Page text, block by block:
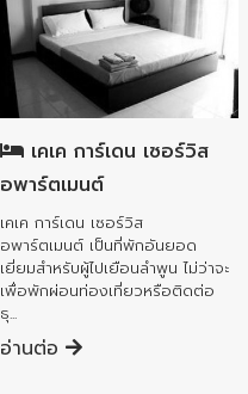
อำเภอเมืองลำพูน
เคเค การ์เดน เซอร์วิส
อพาร์ตเมนต์
เคเค การ์เดน เซอร์วิส
อพาร์ตเมนต์ เป็นที่พักอันยอด
เยี่ยมสำหรับผู้ไปเยือนลำพูน ไม่ว่าจะ
เพื่อพักผ่อนท่องเที่ยวหรือติดต่อ
ธุ...
อ่านต่อ